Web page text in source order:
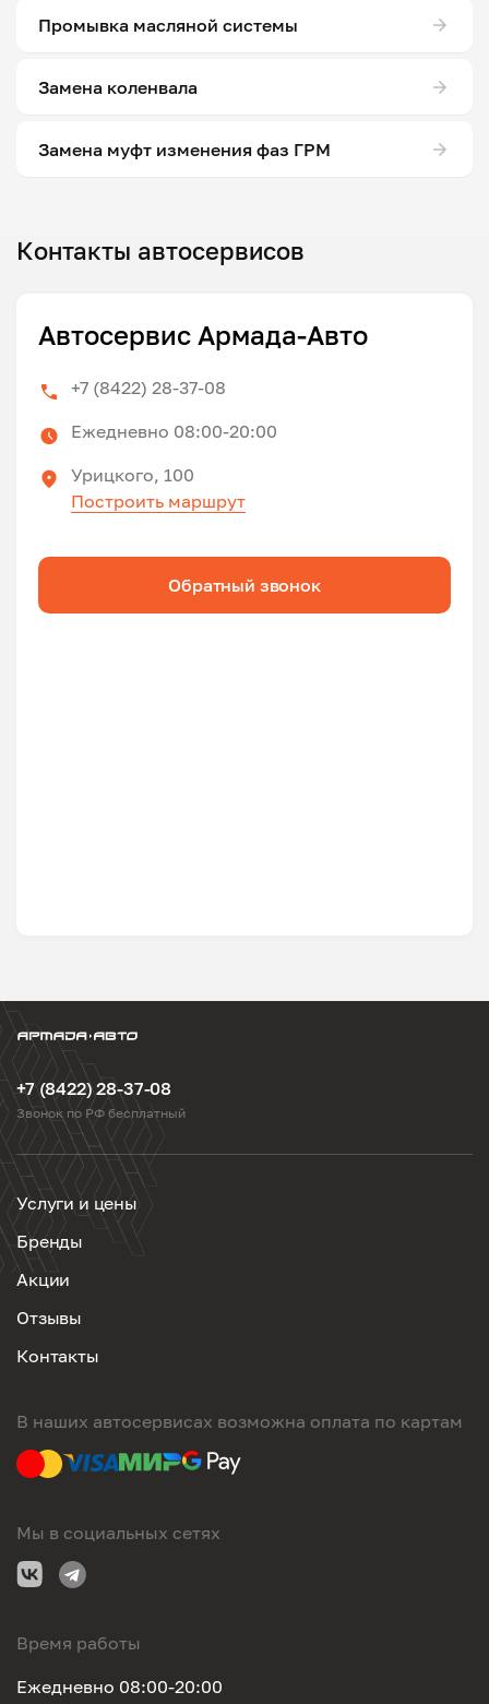
Промывка масляной системы
Замена коленвала
Замена муфт изменения фаз ГРМ
Контакты автосервисов
Автосервис Армада-Авто
+7 (8422) 28-37-08
Ежедневно 08:00-20:00
Урицкого, 100
Построить маршрут
Обратный звонок
+7 (8422) 28-37-08
Звонок по РФ бесплатный
Услуги и цены
Бренды
Акции
Отзывы
Контакты
В наших автосервисах возможна оплата по картам
Мы в социальных сетях
Время работы
Ежедневно 08:00-20:00